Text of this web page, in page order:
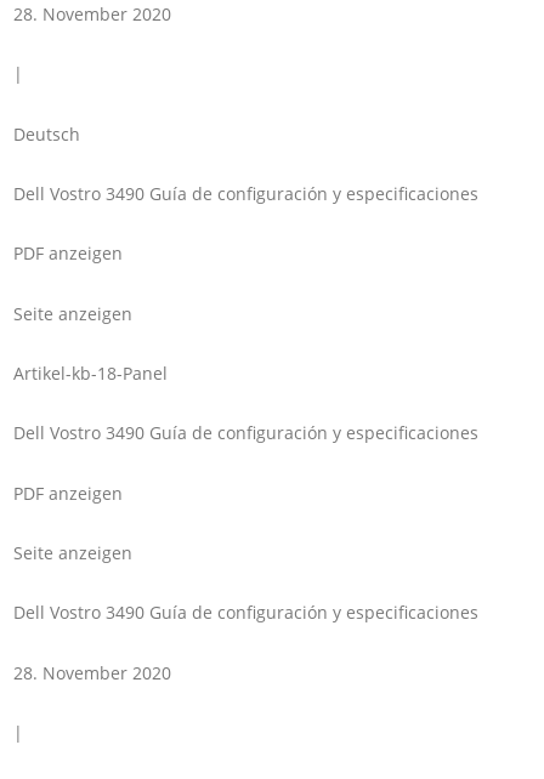
28. November 2020
|
Deutsch
Dell Vostro 3490 Guía de configuración y especificaciones
PDF anzeigen
Seite anzeigen
Artikel-kb-18-Panel
Dell Vostro 3490 Guía de configuración y especificaciones
PDF anzeigen
Seite anzeigen
Dell Vostro 3490 Guía de configuración y especificaciones
28. November 2020
|